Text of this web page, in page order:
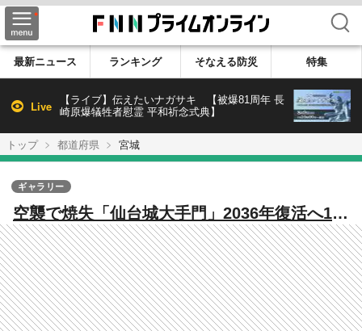
検索
最新ニュース ランキング そなえる防災 特集
Live
【ライブ】伝えたいナガサキ 【被爆81周年 長
崎原爆犠牲者慰霊 平和祈念式典】
トップ 都道府県 宮城
空襲で焼失「仙台城大手門」2036年復活へ15
億円・市道封鎖…仙台の景観どう変わる？伊
達政宗没後400年“歴史的大計画”の全貌
ギャラリー